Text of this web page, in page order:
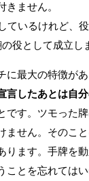
きません。
ているけれど、
役として成立し
に最大の特徴があ
言したあとは自
です。ツモった
ません。そのこ
ります。手牌を
ことを忘れてはい